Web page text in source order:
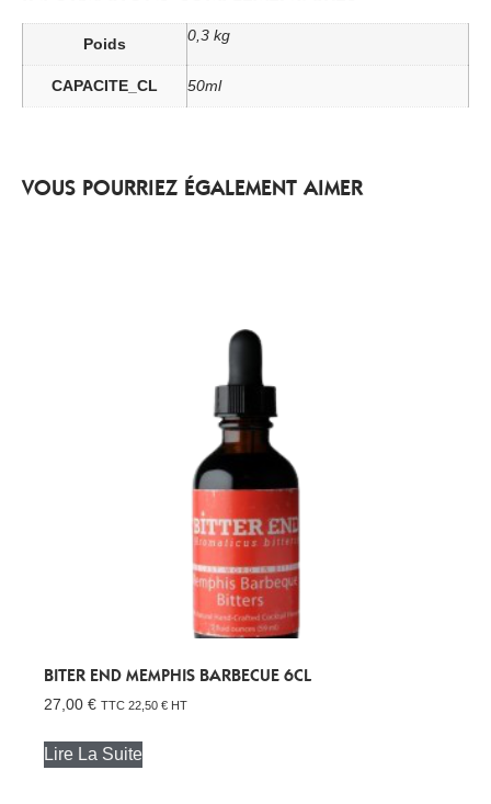
Poids 0,3 kg
CAPACITE_CL 50ml
VOUS POURRIEZ ÉGALEMENT AIMER
BITER END MEMPHIS BARBECUE 6CL
27,00 € TTC 22,50 € HT
Lire La Suite